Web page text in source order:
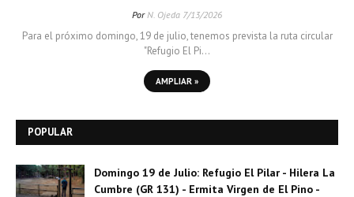
Por N. Ojeda 7/13/2026
Para el próximo domingo, 19 de julio, tenemos prevista la ruta circular
"Refugio El Pi…
AMPLIAR »
POPULAR
Domingo 19 de Julio: Refugio El Pilar - Hilera La
Cumbre (GR 131) - Ermita Virgen de El Pino -